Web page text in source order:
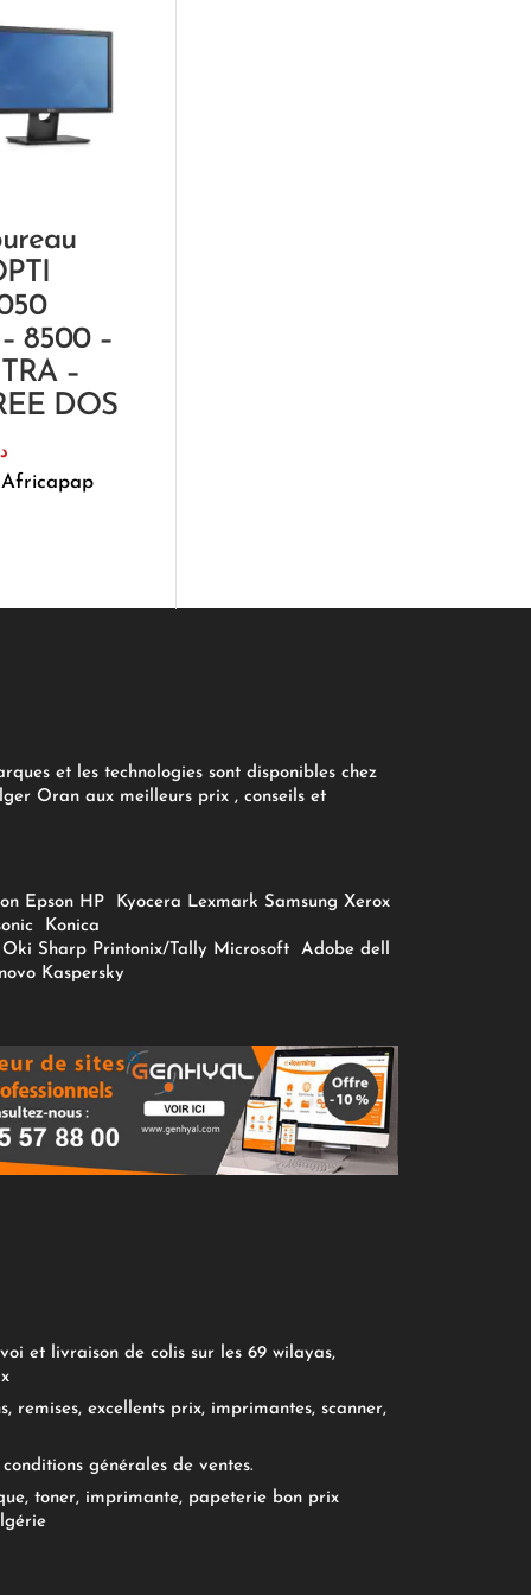
8500 –
–
DOS
Africapap
et les technologies sont disponibles chez
Oran aux meilleurs prix , conseils et
Epson HP Kyocera Lexmark Samsung Xerox
Konica
Oki Sharp Printonix/Tally Microsoft Adobe dell
Kaspersky
et livraison de colis sur les 69 wilayas,
remises, excellents prix, imprimantes, scanner,
générales de ventes.
toner, imprimante, papeterie bon prix